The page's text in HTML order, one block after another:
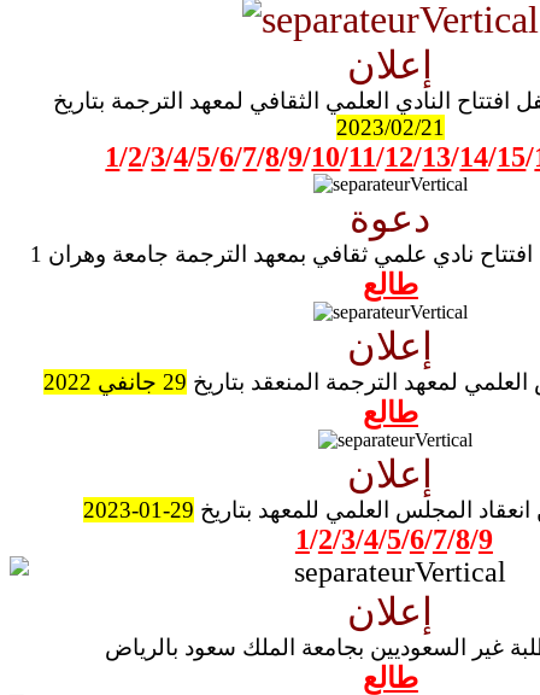
إعلان
افتتاح النادي العلمي الثقافي لمعهد الترجمة بتاريخ
2023/02/21
1/2/3/4/5/6/7/8/9/10/11/12/13/14/15/
دعوة
نادي علمي ثقافي بمعهد الترجمة جامعة وهران 1
طالع
إعلان
لمعهد الترجمة المنعقد بتاريخ 29 جانفي 2022
طالع
إعلان
المجلس العلمي للمعهد بتاريخ 29-01-2023
1/2/3/4/5/6/7/8/9
إعلان
غير السعوديين بجامعة الملك سعود بالرياض
طالع